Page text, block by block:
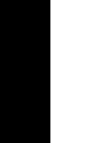
鋼琴家安格利希
之前也現身於蘇
隆愛樂廳、伯明
專輯獲得2014年
下深刻印象的是
年度唱片大獎，
樂四重奏錄音在